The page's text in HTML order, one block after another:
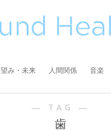
望み・未来 人間関係 音楽
― TAG ―
歯